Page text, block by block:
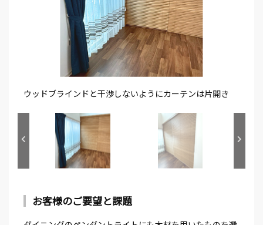
ウッドブラインドと干渉しないようにカーテンは片開き
お客様のご要望と課題